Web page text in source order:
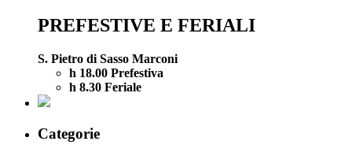
PREFESTIVE E FERIALI
S. Pietro di Sasso Marconi
h 18.00 Prefestiva
h 8.30 Feriale
Categorie